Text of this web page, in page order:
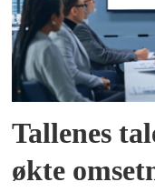
Tallenes
økte